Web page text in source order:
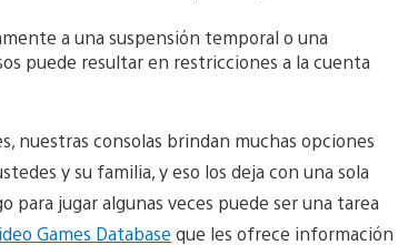
a una suspensión temporal o una
puede resultar en restricciones a la cuenta
nuestras consolas brindan muchas opciones
y su familia, y eso los deja con una sola
para jugar algunas veces puede ser una tarea
Games Database que les ofrece información